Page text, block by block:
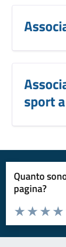
sport
Quanto
pagina?
Valuta da 1 a 5
Valuta
Valuta 2
Valuta 1 stelle